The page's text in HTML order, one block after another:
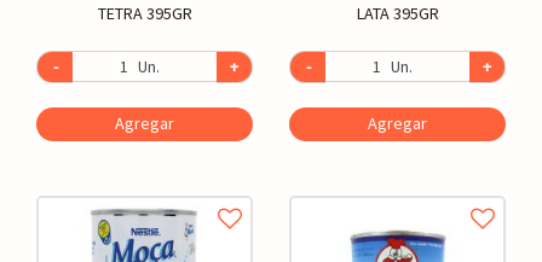
TETRA 395GR
- Un. +
Agregar
LATA 395GR
- Un. +
Agregar